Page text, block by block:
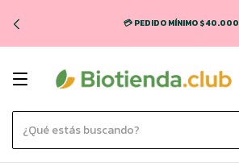
💳 PEDIDO MÍNIMO $40.000